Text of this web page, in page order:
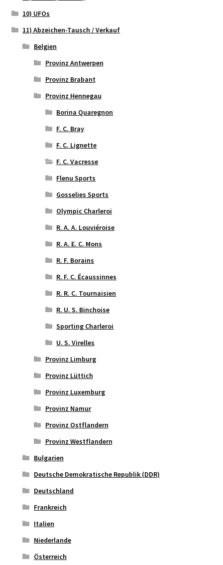
10) UFOs
11) Abzeichen-Tausch / Verkauf
Belgien
Provinz Antwerpen
Provinz Brabant
Provinz Hennegau
Borina Quaregnon
F. C. Bray
F. C. Lignette
F. C. Vacresse
Flenu Sports
Gosselies Sports
Olympic Charleroi
R. A. A. Louviéroise
R. A. E. C. Mons
R. F. Borains
R. F. C. Écaussinnes
R. R. C. Tournaisien
R. U. S. Binchoise
Sporting Charleroi
U. S. Virelles
Provinz Limburg
Provinz Lüttich
Provinz Luxemburg
Provinz Namur
Provinz Ostflandern
Provinz Westflandern
Bulgarien
Deutsche Demokratische Republik (DDR)
Deutschland
Frankreich
Italien
Niederlande
Österreich